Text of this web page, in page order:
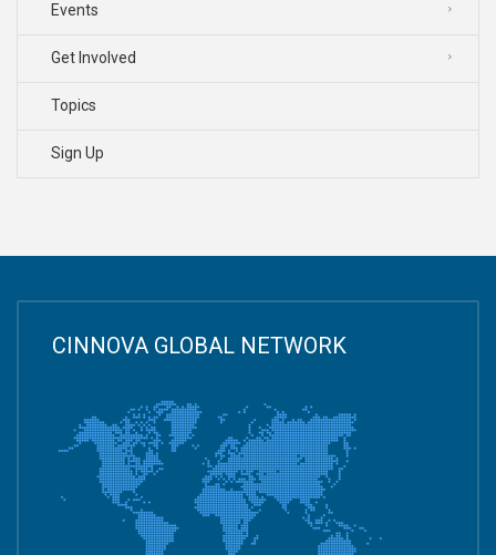
Events
Get Involved
Topics
Sign Up
CINNOVA GLOBAL NETWORK